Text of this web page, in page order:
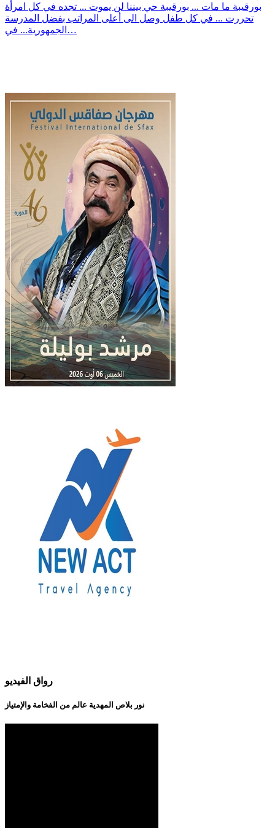
بورقيبة ما مات ... بورقيبة حي بيننا لن يموت ... تجده في كل امرأة
تحررت ... في كل طفل وصل الى أعلى المراتب بفضل المدرسة
الجمهورية... في…
رواق الفيديو
نور بلاص المهدية عالم من الفخامة والإمتياز